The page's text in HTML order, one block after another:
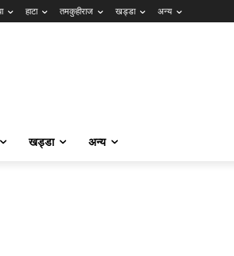
हाटा तमकुहीराज खड्डा अन्य
खड्डा अन्य